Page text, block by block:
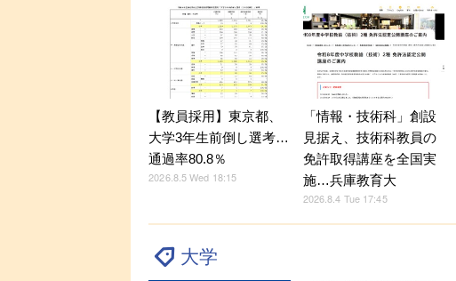
【教員採用】東京都、
大学3年生前倒し選考…
通過率80.8％
2026.8.5 Wed 18:15
「情報・技術科」創設
見据え、技術科教員の
免許取得講座を全国実
施…兵庫教育大
2026.8.4 Tue 17:45
大学